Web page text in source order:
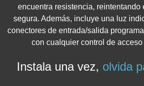
encuentra resistencia, reintentando
segura. Además, incluye una luz
conectores de entrada/salida
con cualquier control de
Instala una vez, olvida